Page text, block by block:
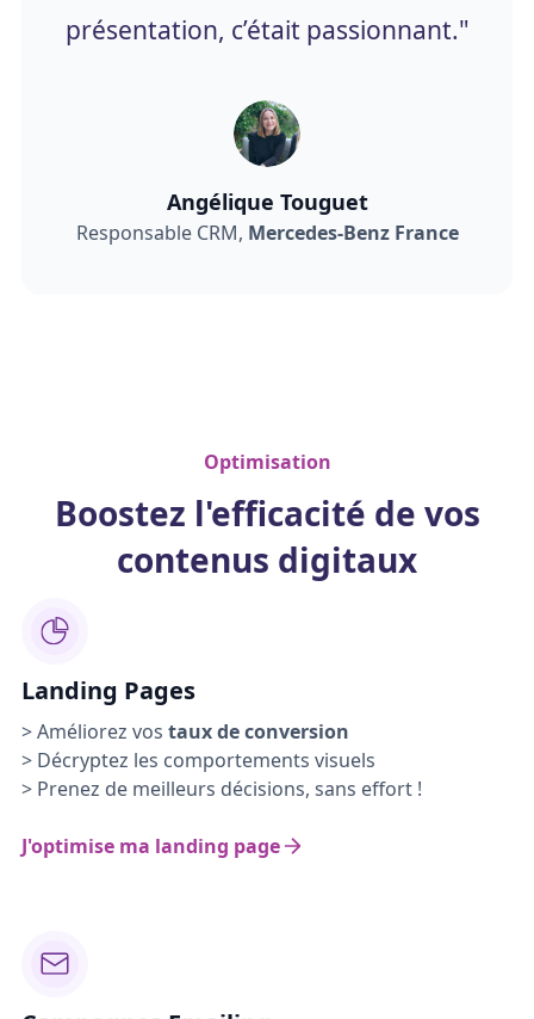
présentation, c’était passionnant."
Angélique Touguet
Responsable CRM, Mercedes-Benz France
Optimisation
Boostez l'efficacité de vos
contenus digitaux
Landing Pages
> Améliorez vos taux de conversion
> Décryptez les comportements visuels
> Prenez de meilleurs décisions, sans effort !
J'optimise ma landing page